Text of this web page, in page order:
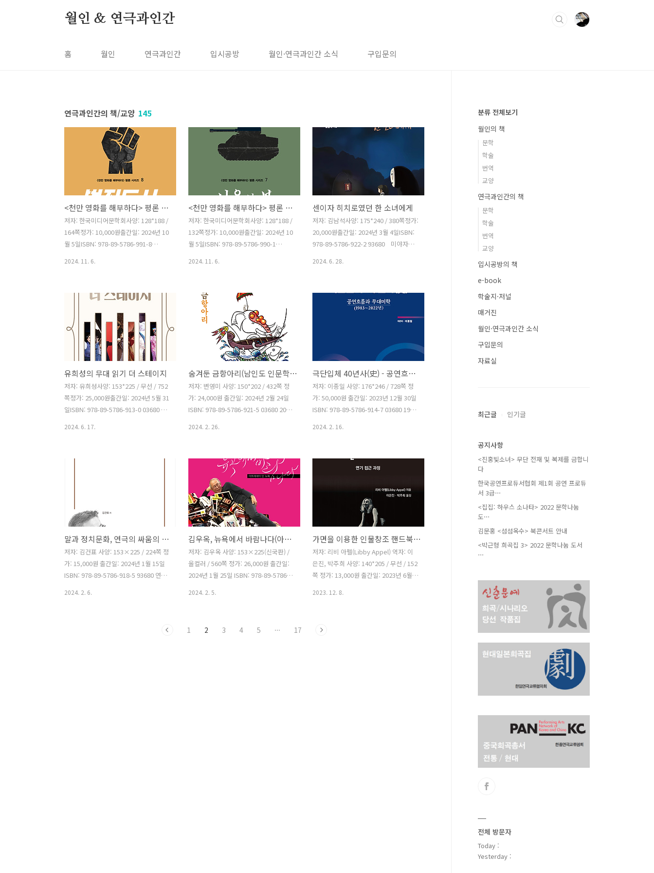
월인 & 연극과인간
홈 월인 연극과인간 입시공방 월인·연극과인간 소식 구입문의
연극과인간의 책/교양 145
<천만 영화를 해부하다> 평론 시리즈 8. 범죄도시
저자: 한국미디어문학회사양: 128*188 /
164쪽정가: 10,000원출간일: 2024년 10
월 5일ISBN: 978-89-5786-991-8
서적.8번째 시리즈는 엄청난 인기로 시즌
3까지 나온 국민 오락 영화 를 분석한 평
론집이다.어떤 매력으로 관객들은 를 자
꾸만 보게 되는 걸까? 시즌 3까지 나오게
매력은 무엇일까?책 시리즈의 제목처럼
해당 영화를 샅샅이 해부해본다. 차례 1.
K- 히어로 영화의 등장 /유지민2. 영웅과
반영웅 그리고 꿈의 공장과 죽음충동/곽
정연3. 한국영화 위기 속 독보적인 존재
시리즈 - 범죄도시 1편을 중심으로/안성
호4. 시리즈의 글로벌 포부와..
2024. 11. 6.
<천만 영화를 해부하다> 평론 시리즈 7. 서울의 봄
저자: 한국미디어문학회사양: 128*188 /
132쪽정가: 10,000원출간일: 2024년 10
월 5일ISBN: 978-89-5786-990-1
서적.7번째 시리즈는 온 국민을 분노하게
했던 영화 을 분석한 평론집이다.어째서
국민들은 을 택하였고, 그렇게나 분노했
는가.시리즈의 제목처럼 해당 영화를 샅
샅이 해부해본다. 차례 1. 독재자의 봄/조
수진2. 역사와 영화 그리고 허구: (2023)/
박언영3. 스토리텔링으로서의 /안성호4.
스크린을 가득 채운 영화 /유지민5. 천만
영화를 해부하다: , 분노로 가득 채운 겨
울/이홍래6. 12.12는 다시 반복될 수 있
다! - 정신분석학을 ..
2024. 11. 6.
센이자 히치로였던 한 소녀에게
저자: 김남석사양: 175*240 / 380쪽정가:
20,000원출간일: 2024년 3월 4일ISBN:
978-89-5786-922-2 93680 미야자키
있고, 성과 섹스와 매춘도 있다. 단순한 성
장으로 뭉뚱그릴 수 없는 여성, 가족, 불
화, 연애, 불륜의 층위도 도사리고 있었
다. 이 책에서 전부 다 공개하지는 않았지
의 다양한 세목과 연관된 적지 않은 해석
이 가능하다. 그러한 해석 한 겹을 한 층의
의미망이라고 할 때, 센과 치히로의 행방
불명> 텍스트는 수십 겹, 어쩌면 수백 겹
의미의 지층을 함축하고 있다고 할 것이
다. 차례[책을 내며] 텍..
2024. 6. 28.
유희성의 무대 읽기 더 스테이지
저자: 유희성사양: 153*225 / 무선 / 752
쪽정가: 25,000원출간일: 2024년 5월 31
일ISBN: 978-89-5786-913-0 03680 걸
작품을 소개하고 창, 제작자나 배우들의
조금이라도 도움이 될 수 있으면 하는 바
램으로, 일련의 공연을 본 소감을 칼럼 형
식으로 글을 써 다양한 매체를 통해 공개
했습니다.’공연을 사랑하는 유희성의 마
음이 가득 실린 유희성의 무대 읽기 더 스
테이지>는 2009년부터 올해까지 ..
2024. 6. 17.
숨겨둔 금항아리(남인도 인문학 이야기)
저자: 변영미 사양: 150*202 / 432쪽 정
가: 24,000원 출간일: 2024년 2월 24일
ISBN: 978-89-5786-921-5 03680 20년
었다가 새색시가 되기도 한 저자는 우리
가 알지 못했던 인도의 깊은 매력에 관해
이야기하고자 한다. 화려한 연극과 고풍
스러운 건물, 그리고 즐거운 사람들이 뭉
쳐 강한 에너지를 내뿜는 인도만큼이나
다채로운 사진과 재미있는 문체들이 이
책의 특징이다. 어쩌면 인도인 보다도 인
도에 관심이 있는 저자는 여느 여행 에세
이와 같이 짧은 여행기를 쓰고자 하지 않
는다. 20년이라는 세월 동안 경험해 온,
흔치 않은 경험과 인도에 숨겨진 다양한
2024. 2. 26.
극단입체 40년사(史) - 공연흐름과 무대미학(1983~2022년)
저자: 이종일 사양: 176*246 / 728쪽 정
가: 50,000원 출간일: 2023년 12월 30일
ISBN: 978-89-5786-914-7 03680 1983
별 작품 경향과 특징, 공연의 내용과 현장
성 등 공연 작품론 성격을 더하고자 프로
작의, 연출의 말, 작품 줄거리 등을 정리,
수록하였다. 또한 극단의 현장을 낱낱이
보여주는 극단입체의 창작산실은 극단과
공연 관련 사진, 홍보 및 각종 자료, 해외
공연 화보, 프로그램 북 모음 등으로 편성
했으며, 공연물의 무대디자인을 선두로
극단입체의 활약, 공연평, 학술 및 인터뷰
자료를 수록했다...
2024. 2. 16.
말과 정치문화, 연극의 싸움의 기술(김건표 칼럼)
저자: 김건표 사양: 153×225 / 224쪽 정
가: 15,000원 출간일: 2024년 1월 15일
ISBN: 978-89-5786-918-5 93680 연극
움의 기술』을 출간했다. 이번 칼럼집은
2024. 2. 6.
김우옥, 뉴욕에서 바람나다(아트에세이 인 뉴욕)
저자: 김우옥 사양: 153×225(신국판) /
올컬러 / 560쪽 정가: 26,000원 출간일:
2024년 1월 25일 ISBN: 978-89-5786-
에 매료되어 2012년 뉴욕에서의 일년살
2024. 2. 5.
가면을 이용한 인물창조 핸드북(연기 접근 과정)
저자: 리비 아펠(Libby Appel) 역자: 이
은진, 박주희 사양: 140*205 / 무선 / 152
쪽 정가: 13,000원 출간일: 2023년 6월
나 자신일 수 있게 해준다. 가면은 배우가
2023. 12. 8.
1 2 3 4 5 ··· 17
분류 전체보기
월인의 책
문학
학술
번역
교양
연극과인간의 책
문학
학술
번역
교양
입시공방의 책
e-book
학술지·저널
매거진
월인·연극과인간 소식
구입문의
자료실
최근글 인기글
공지사항
<진홍빛소녀> 무단 전재 및 복제를 금합니
다
한국공연프로듀서협회 제1회 공연 프로듀
서 3급⋯
<집집: 하우스 소나타> 2022 문학나눔
도⋯
김문홍 <섬섬옥수> 북콘서트 안내
<박근형 희곡집 3> 2022 문학나눔 도서
⋯
전체 방문자
Today :
Yesterday :